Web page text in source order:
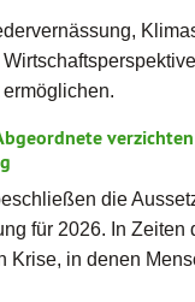
die
für 2026. In Zeiten
Krise, in denen